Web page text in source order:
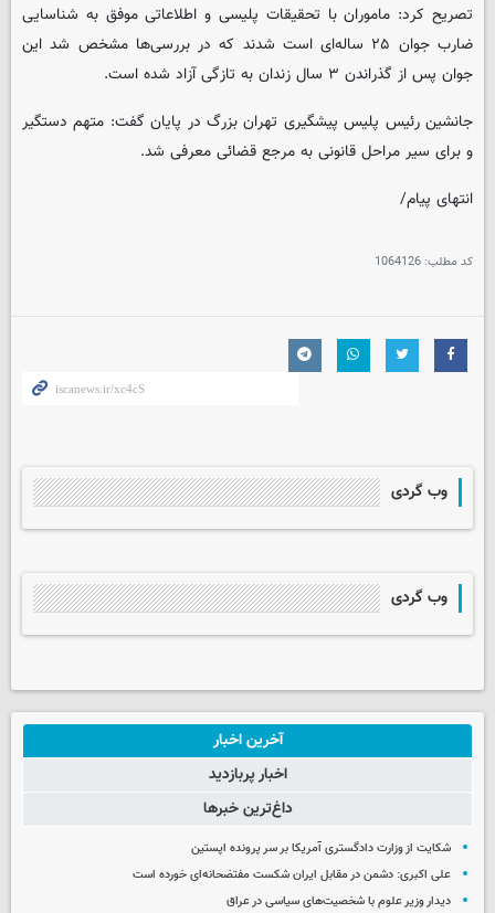
تصریح کرد: ماموران با تحقیقات پلیسی و اطلاعاتی موفق به شناسایی
ضارب جوان ۲۵ ساله‌ای است شدند که در بررسی‌ها مشخص شد این
جوان پس از گذراندن ۳ سال زندان به تازگی آزاد شده است.
جانشین رئیس پلیس پیشگیری تهران بزرگ در پایان گفت: متهم دستگیر
و برای سیر مراحل قانونی به مرجع قضائی معرفی شد.
انتهای پیام/
کد مطلب: 1064126
وب گردی
وب گردی
آخرین اخبار
اخبار پربازدید
داغ‌ترین خبرها
شکایت از وزارت دادگستری آمریکا بر سر پرونده اپستین
علی اکبری: دشمن در مقابل ایران شکست مفتضحانه‌ای خورده است
دیدار وزیر علوم با شخصیت‌های سیاسی در عراق